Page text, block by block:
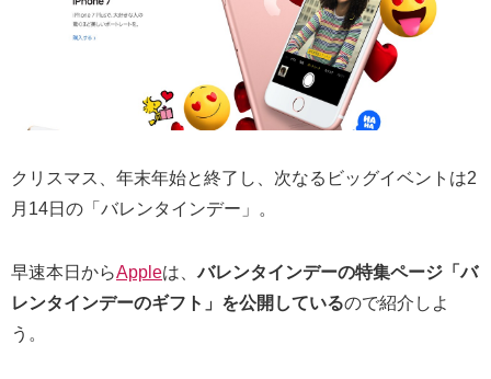
クリスマス、年末年始と終了し、次なるビッグイベントは2
月14日の「バレンタインデー」。
早速本日からAppleは、バレンタインデーの特集ページ「バ
レンタインデーのギフト」を公開しているので紹介しよ
う。